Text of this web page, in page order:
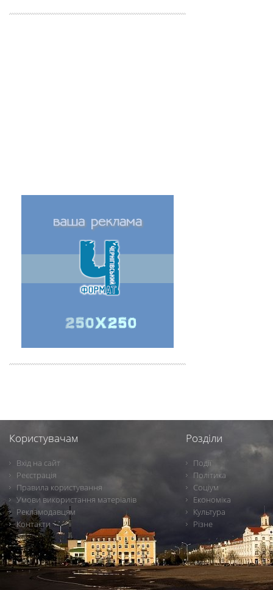
Користувачам
Вхід на сайт
Реєстрація
Правила користування
Умови використання матеріалів
Рекламодавцям
Контакти
Розділи
Події
Політика
Соціум
Економіка
Культура
Різне